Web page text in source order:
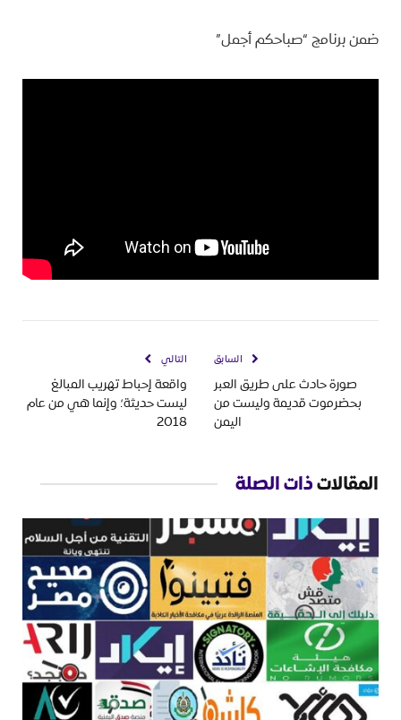
ضمن برنامج “صباحكم أجمل”
السابق
صورة حادث على طريق العبر
بحضرموت قديمة وليست من
اليمن
التالي
واقعة إحباط تهريب المبالغ
ليست حديثة؛ وإنما هي من عام
2018
المقالاتذات الصلة